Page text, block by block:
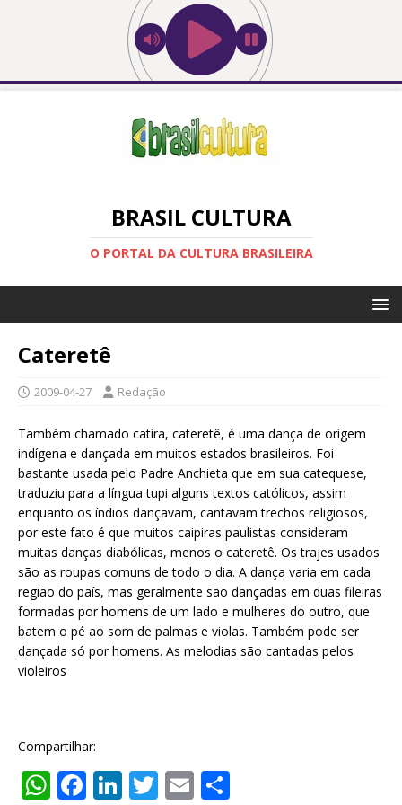
BRASIL CULTURA
O PORTAL DA CULTURA BRASILEIRA
Cateretê
2009-04-27 Redação
Também chamado catira, cateretê, é uma dança de origem
indígena e dançada em muitos estados brasileiros. Foi
bastante usada pelo Padre Anchieta que em sua catequese,
traduziu para a língua tupi alguns textos católicos, assim
enquanto os índios dançavam, cantavam trechos religiosos,
por este fato é que muitos caipiras paulistas consideram
muitas danças diabólicas, menos o cateretê. Os trajes usados
são as roupas comuns de todo o dia. A dança varia em cada
região do país, mas geralmente são dançadas em duas fileiras
formadas por homens de um lado e mulheres do outro, que
batem o pé ao som de palmas e violas. Também pode ser
dançada só por homens. As melodias são cantadas pelos
violeiros
Compartilhar:
W F Li T E